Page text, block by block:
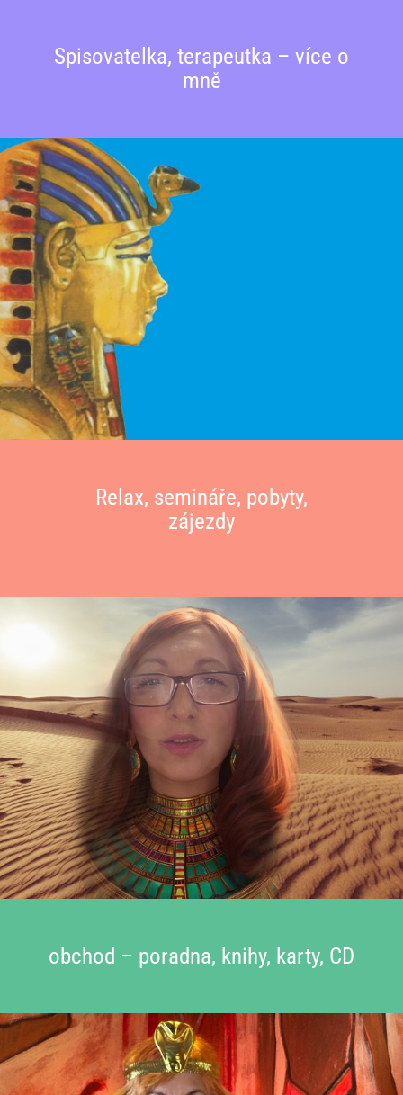
Předpovědi a promluvy
Ukázky z tvorby
Čajovna Relax
Antické Lázně
Pronájem meditační místnosti
Kontakt
Hledat:
Spisovatelka, terapeutka – více o
mně
Relax, semináře, pobyty,
zájezdy
obchod – poradna, knihy, karty, CD